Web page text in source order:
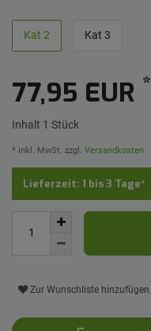
Kat 2 Kat 3
77,95 EUR *
Inhalt 1 Stück
* inkl. MwSt. zzgl. Versandkosten
Lieferzeit: 1 bis 3 Tage*
Zur Wunschliste hinzufügen